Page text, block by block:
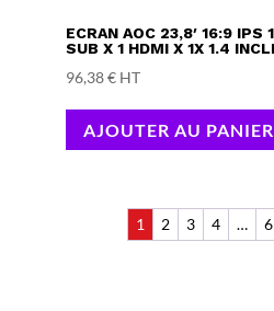
ECRAN AOC 23,8′ 16:9
SUB X 1 HDMI X 1X 1.4
96,38€ HT
AJOUTER AU PANIER
1 2 3 4 … 6